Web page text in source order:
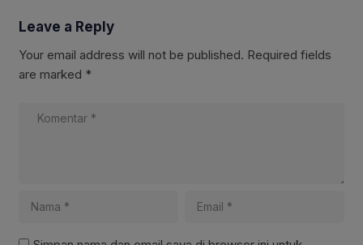
Leave a Reply
Your email address will not be published. Required fields
are marked *